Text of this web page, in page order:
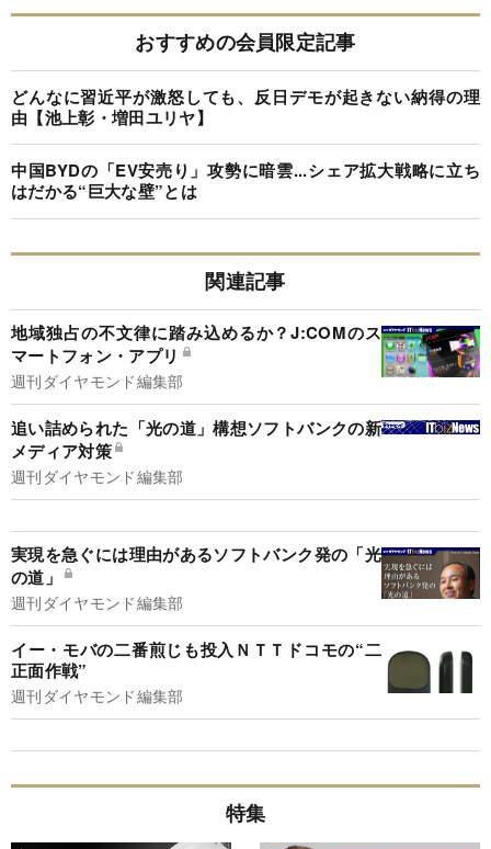
おすすめの会員限定記事
どんなに習近平が激怒しても、反日デモが起きない納得の理
由【池上彰・増田ユリヤ】
中国BYDの「EV安売り」攻勢に暗雲...シェア拡大戦略に立ち
はだかる“巨大な壁”とは
関連記事
地域独占の不文律に踏み込めるか？J:COMのス
マートフォン・アプリ
週刊ダイヤモンド編集部
追い詰められた「光の道」構想ソフトバンクの新
メディア対策
週刊ダイヤモンド編集部
実現を急ぐには理由があるソフトバンク発の「光
の道」
週刊ダイヤモンド編集部
イー・モバの二番煎じも投入ＮＴＴドコモの“二
正面作戦”
週刊ダイヤモンド編集部
特集